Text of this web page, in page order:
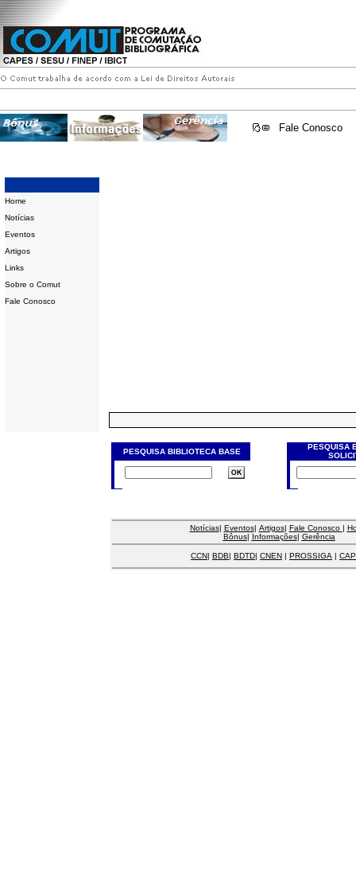
Fale Conosco
Home
Notícias
Eventos
Artigos
Links
Sobre o Comut
Fale Conosco
PESQUISA BIBLIOTECA BASE
PESQUISA
Notícias| Eventos| Artigos| Fale Conosco |
Bônus| Informações| Gerência
CCN| BDB| BDTD| CNEN | PROSSIGA |